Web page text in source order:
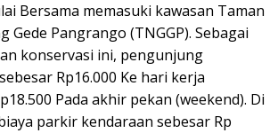
Bersama memasuki kawasan Taman
Gede Pangrango (TNGGP). Sebagai
konservasi ini, pengunjung
Rp16.000 Ke hari kerja
Pada akhir pekan (weekend). Di
parkir kendaraan sebesar Rp